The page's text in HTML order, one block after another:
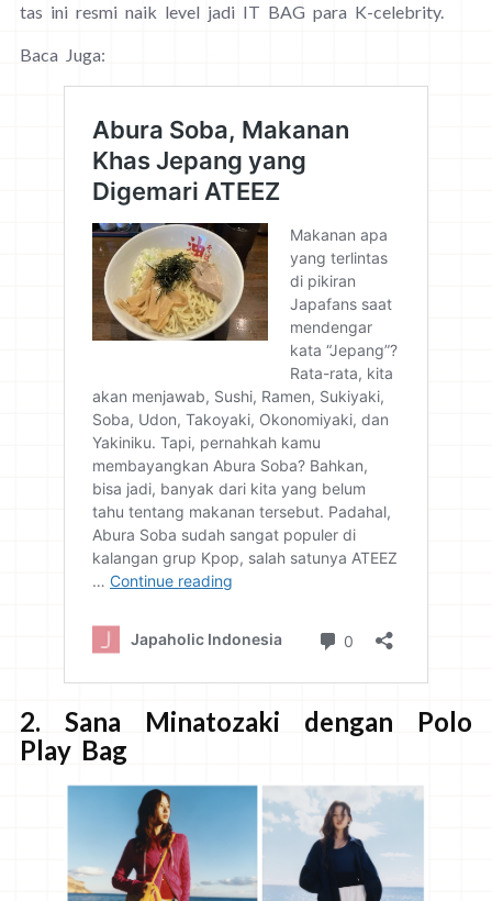
tas ini resmi naik level jadi IT BAG para K-celebrity.
Baca Juga:
2. Sana Minatozaki dengan Polo
Play Bag